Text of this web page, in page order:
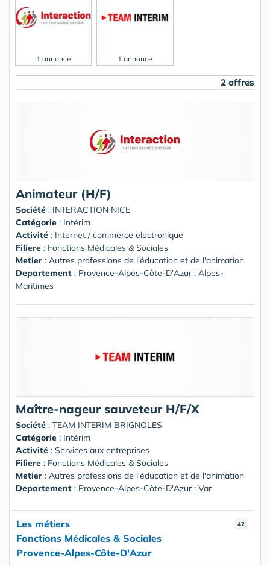
1 annonce 1 annonce
2 offres
Animateur (H/F)
Société : INTERACTION NICE
Catégorie : Intérim
Activité : Internet / commerce electronique
Filiere : Fonctions Médicales & Sociales
Metier : Autres professions de l'éducation et de l'animation
Departement : Provence-Alpes-Côte-D'Azur : Alpes-
Maritimes
Maître-nageur sauveteur H/F/X
Société : TEAM INTERIM BRIGNOLES
Catégorie : Intérim
Activité : Services aux entreprises
Filiere : Fonctions Médicales & Sociales
Metier : Autres professions de l'éducation et de l'animation
Departement : Provence-Alpes-Côte-D'Azur : Var
42
Les métiers
Fonctions Médicales & Sociales
Provence-Alpes-Côte-D'Azur